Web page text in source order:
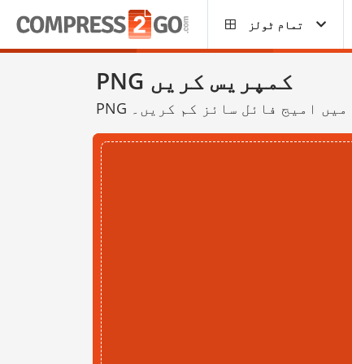
تمام ٹولز
PNG کمپریس کریں